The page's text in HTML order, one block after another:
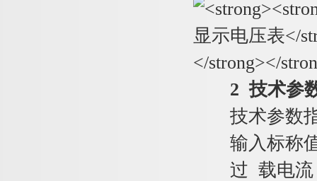
2 技术参
技术参数
输入标称值
过 载电流：